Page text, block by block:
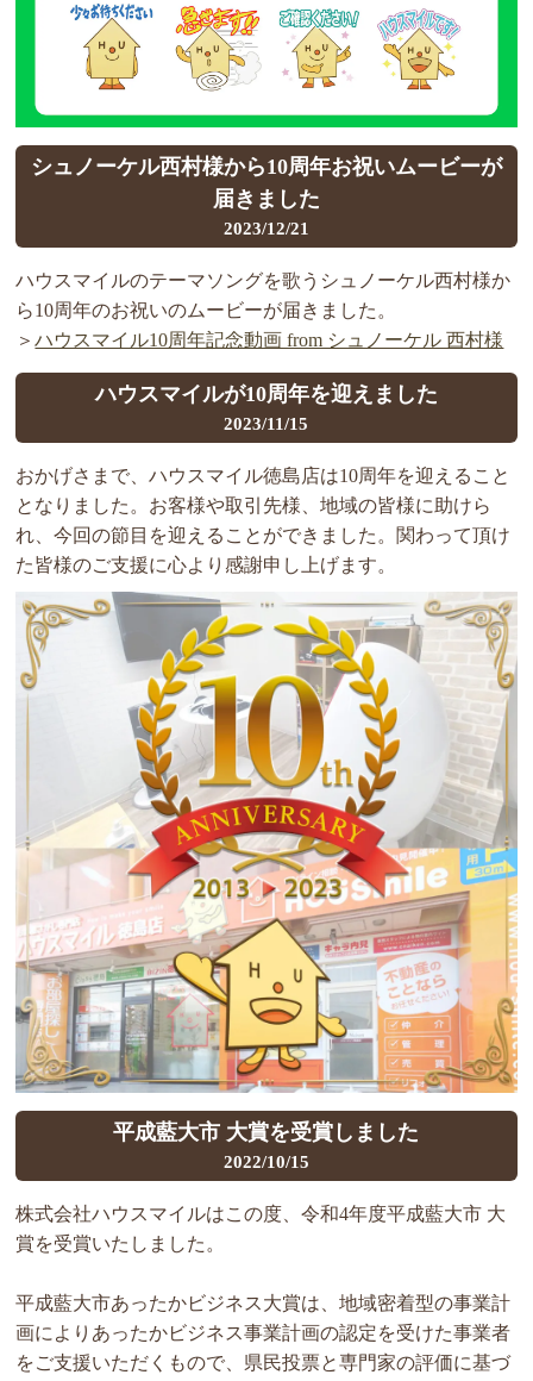
シュノーケル西村様から10周年お祝いムービーが
届きました
2023/12/21
ハウスマイルのテーマソングを歌うシュノーケル西村様か
ら10周年のお祝いのムービーが届きました。
＞ハウスマイル10周年記念動画 from シュノーケル 西村様
ハウスマイルが10周年を迎えました
2023/11/15
おかげさまで、ハウスマイル徳島店は10周年を迎えること
となりました。お客様や取引先様、地域の皆様に助けら
れ、今回の節目を迎えることができました。関わって頂け
た皆様のご支援に心より感謝申し上げます。
平成藍大市 大賞を受賞しました
2022/10/15
株式会社ハウスマイルはこの度、令和4年度平成藍大市 大
賞を受賞いたしました。
平成藍大市あったかビジネス大賞は、地域密着型の事業計
画によりあったかビジネス事業計画の認定を受けた事業者
をご支援いただくもので、県民投票と専門家の評価に基づ